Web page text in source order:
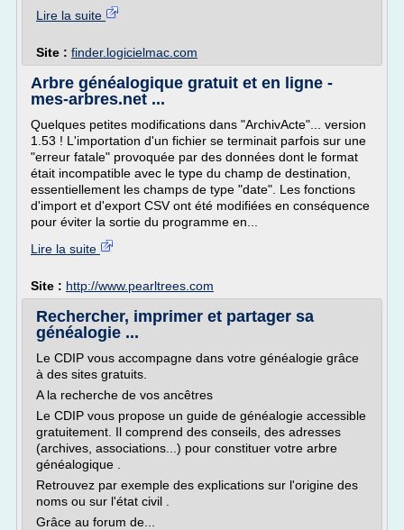
Lire la suite
Site : finder.logicielmac.com
Arbre généalogique gratuit et en ligne -
mes-arbres.net ...
Quelques petites modifications dans "ArchivActe"... version
1.53 ! L'importation d'un fichier se terminait parfois sur une
"erreur fatale" provoquée par des données dont le format
était incompatible avec le type du champ de destination,
essentiellement les champs de type "date". Les fonctions
d'import et d'export CSV ont été modifiées en conséquence
pour éviter la sortie du programme en...
Lire la suite
Site : http://www.pearltrees.com
Rechercher, imprimer et partager sa
généalogie ...
Le CDIP vous accompagne dans votre généalogie grâce
à des sites gratuits.
A la recherche de vos ancêtres
Le CDIP vous propose un guide de généalogie accessible
gratuitement. Il comprend des conseils, des adresses
(archives, associations...) pour constituer votre arbre
généalogique .
Retrouvez par exemple des explications sur l'origine des
noms ou sur l'état civil .
Grâce au forum de...